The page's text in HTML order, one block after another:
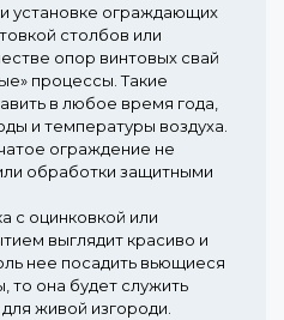
установке ограждающих
столбов или
опор винтовых свай
процессы. Такие
в любое время года,
и температуры воздуха.
ограждение не
обработки защитными
с оцинковкой или
выглядит красиво и
нее посадить вьющиеся
то она будет служить
живой изгороди.